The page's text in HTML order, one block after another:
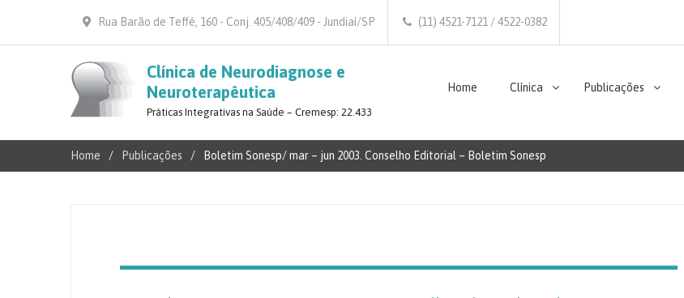
Rua Barão de Teffé, 160 - Conj. 405/408/409 - Jundiaí/SP
(11) 4521-7121 / 4522-0382
Clínica de Neurodiagnose e
Neuroterapêutica
Práticas Integrativas na Saúde – Cremesp: 22.433
Home Clínica Publicações
Home Publicações Boletim Sonesp/ mar – jun 2003. Conselho Editorial – Boletim Sonesp